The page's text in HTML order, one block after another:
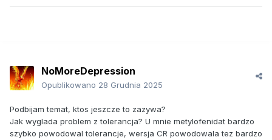
NoMoreDepression
Opublikowano 28 Grudnia 2025
Podbijam temat, ktos jeszcze to zazywa?
Jak wyglada problem z tolerancja? U mnie metylofenidat bardzo
szybko powodowal tolerancje, wersja CR powodowala tez bardzo